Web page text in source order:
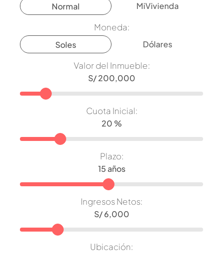
Normal
MiVivienda
Moneda:
Soles
Dólares
Valor del Inmueble:
Cuota Inicial:
Plazo:
Ingresos Netos:
Ubicación: